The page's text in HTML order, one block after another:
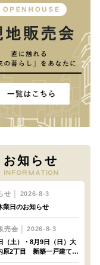
お知らせ